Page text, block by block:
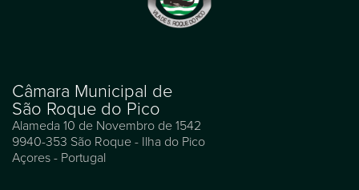
Câmara Municipal de
São Roque do Pico
Alameda 10 de Novembro de 1542
9940-353 São Roque - Ilha do Pico
Açores - Portugal